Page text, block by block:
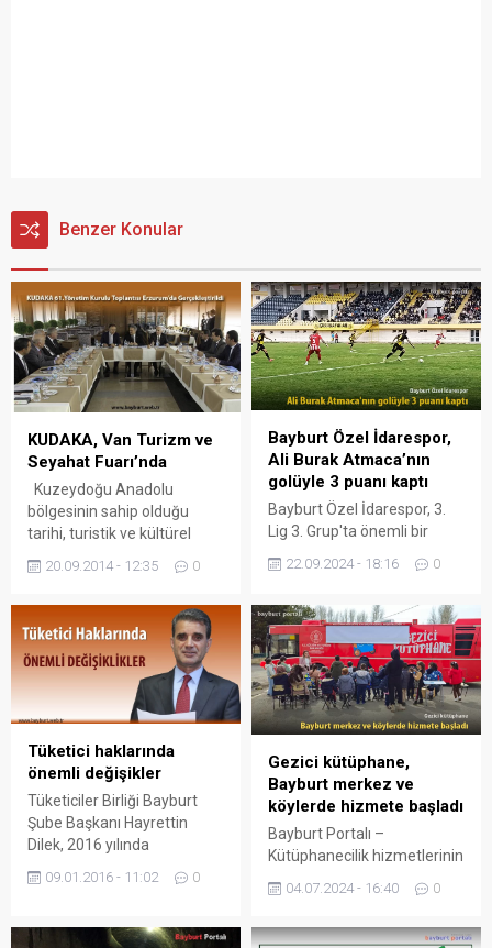
Benzer Konular
KUDAKA, Van Turizm ve
Seyahat Fuarı’nda
Kuzeydoğu Anadolu
bölgesinin sahip olduğu
tarihi, turistik ve kültürel
değerlerinin etkili ve geniş
bir şekilde tanıtılması
Seyahat Fuarı’nda Erzurum,
Erzincan ve Bayburt illeri
tanıtılıyor. Doğunun tek
turizm fuarı organizasyonu
olan Van Turizm ve Seyahat
ziyaretçilerine açtı. Kültür ve
Turizm Bakanlığı, Van...
20.09.2014 - 12:35 0
Bayburt Özel İdarespor,
Ali Burak Atmaca’nın
golüyle 3 puanı kaptı
Bayburt Özel İdarespor, 3.
Lig 3. Grup'ta önemli bir
galibiyete imza attı.
22.09.2024 - 18:16 0
Tüketici haklarında
önemli değişikler
Tüketiciler Birliği Bayburt
Şube Başkanı Hayrettin
Dilek, 2016 yılında
birçok sözleşmede ve
önemli değişiklikler
09.01.2016 - 11:02 0
Gezici kütüphane,
Bayburt merkez ve
köylerde hizmete başladı
Bayburt Portalı –
Kütüphanecilik hizmetlerinin
yaygınlaştırılması
gezici kütüphane, Bayburt
04.07.2024 - 16:40 0